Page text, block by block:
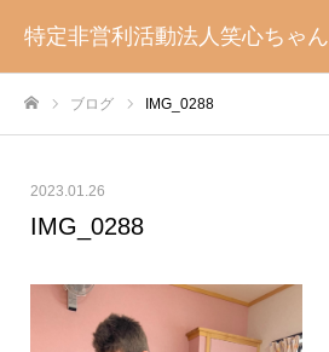
特定非営利活動法人笑心ちゃん
ブログ IMG_0288
2023.01.26
IMG_0288